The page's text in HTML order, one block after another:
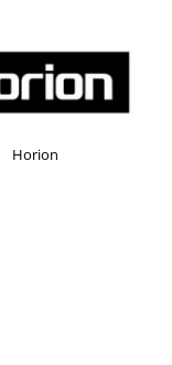
Horion